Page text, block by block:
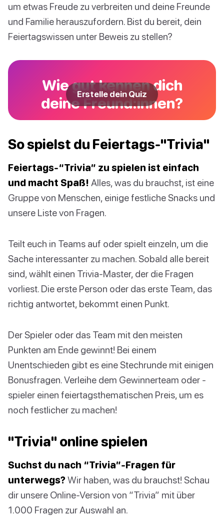
um etwas Freude zu verbreiten und deine Freunde
und Familie herauszufordern. Bist du bereit, dein
Feiertagswissen unter Beweis zu stellen?
Wie gut kennen dich
deine Freund:innen?
Erstelle dein Quiz
So spielst du Feiertags-"Trivia"
Feiertags-“Trivia” zu spielen ist einfach
und macht Spaß! Alles, was du brauchst, ist eine
Gruppe von Menschen, einige festliche Snacks und
unsere Liste von Fragen.
Teilt euch in Teams auf oder spielt einzeln, um die
Sache interessanter zu machen. Sobald alle bereit
sind, wählt einen Trivia-Master, der die Fragen
vorliest. Die erste Person oder das erste Team, das
richtig antwortet, bekommt einen Punkt.
Der Spieler oder das Team mit den meisten
Punkten am Ende gewinnt! Bei einem
Unentschieden gibt es eine Stechrunde mit einigen
Bonusfragen. Verleihe dem Gewinnerteam oder -
spieler einen feiertagsthematischen Preis, um es
noch festlicher zu machen!
"Trivia" online spielen
Suchst du nach “Trivia”-Fragen für
unterwegs?Wir haben, was du brauchst! Schau
dir unsere Online-Version von “Trivia” mit über
1.000 Fragen zur Auswahl an.